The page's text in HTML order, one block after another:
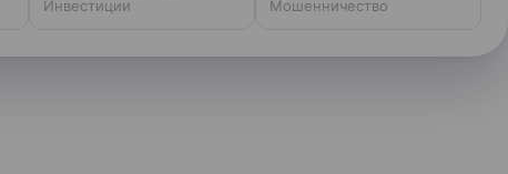
выше ключевой ставки
Инвестиции
фальшивки XIV века
Мошенничество